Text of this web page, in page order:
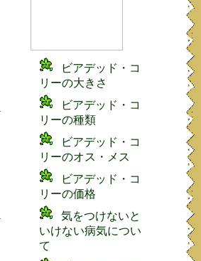
ビアデッド・コ
リーの大きさ
ビアデッド・コ
リーの種類
ビアデッド・コ
リーのオス・メス
ビアデッド・コ
リーの価格
気をつけないと
いけない病気につい
て